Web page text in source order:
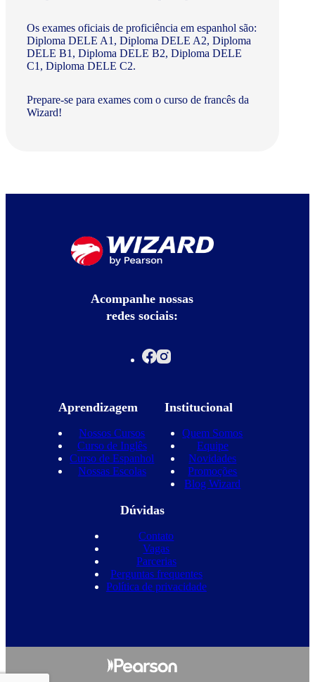
Os exames oficiais de proficiência em espanhol são:
Diploma DELE A1, Diploma DELE A2, Diploma
DELE B1, Diploma DELE B2, Diploma DELE
C1, Diploma DELE C2.
Prepare-se para exames com o curso de francês da
Wizard!
Acompanhe nossas
redes sociais:
Aprendizagem
Nossos Cursos
Curso de Inglês
Curso de Espanhol
Nossas Escolas
Institucional
Quem Somos
Equipe
Novidades
Promoções
Blog Wizard
Dúvidas
Contato
Vagas
Parcerias
Perguntas frequentes
Política de privacidade